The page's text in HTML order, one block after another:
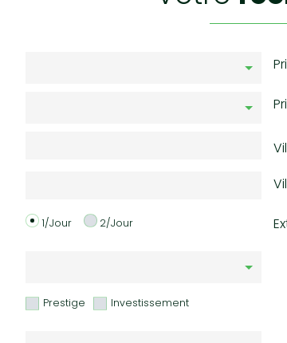
1/Jour 2/Jour
Prestige Investissement